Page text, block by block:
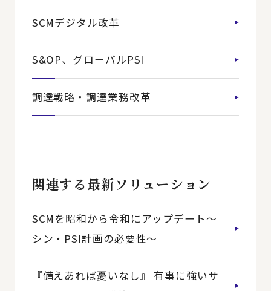
SCMデジタル改革
S&OP、グローバルPSI
調達戦略・調達業務改革
関連する最新ソリューション
SCMを昭和から令和にアップデート～
シン・PSI計画の必要性～
『備えあれば憂いなし』 有事に強いサ